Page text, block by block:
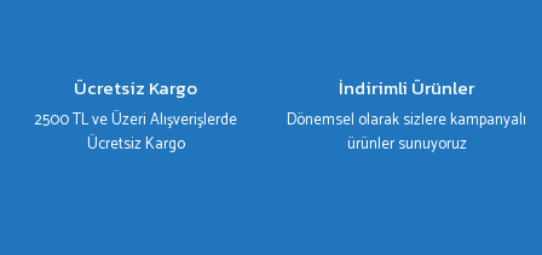
Ürün fiyatı diğer sitelerden daha pahalı.
Bu ürüne benzer farklı alternatifler olmalı.
Ücretsiz Kargo
2500 TL ve Üzeri Alışverişlerde
Ücretsiz Kargo
İndirimli Ürünler
Dönemsel olarak sizlere kampanyalı
ürünler sunuyoruz